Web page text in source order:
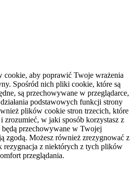
cookie, aby poprawić Twoje wrażenia
Spośród nich pliki cookie, które są
są przechowywane w przeglądarce,
podstawowych funkcji strony
plików cookie stron trzecich, które
zrozumieć, w jaki sposób korzystasz z
przechowywane w Twojej
zgodą. Możesz również zrezygnować z
rezygnacja z niektórych z tych plików
przeglądania.